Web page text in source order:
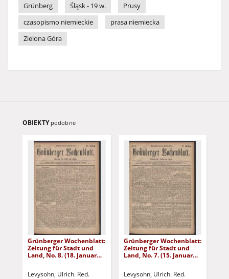
Grünberg
Śląsk - 19 w.
Prusy
czasopismo niemieckie
prasa niemiecka
Zielona Góra
OBIEKTY podobne
Grünberger Wochenblatt:
Zeitung für Stadt und
Land, No. 8. (18. Januar
Levysohn, Ulrich. Red.
Grünberger Wochenblatt:
Zeitung für Stadt und
Land, No. 7. (15. Januar
Levysohn, Ulrich. Red.